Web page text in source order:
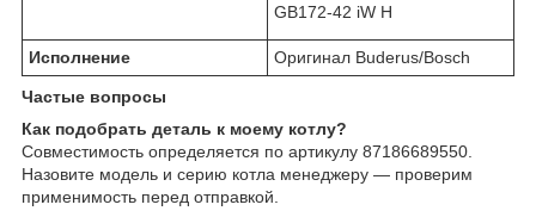
GB172-42 iW H
Исполнение Оригинал Buderus/Bosch
Частые вопросы
Как подобрать деталь к моему котлу?
Совместимость определяется по артикулу 87186689550.
Назовите модель и серию котла менеджеру — проверим
применимость перед отправкой.